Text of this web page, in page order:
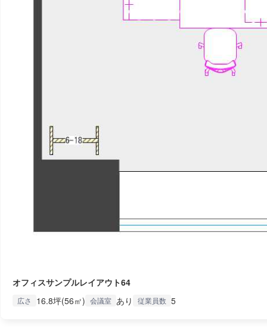
オフィスサンプルレイアウト64
広さ 16.8坪(56㎡) 会議室 あり 従業員数 5